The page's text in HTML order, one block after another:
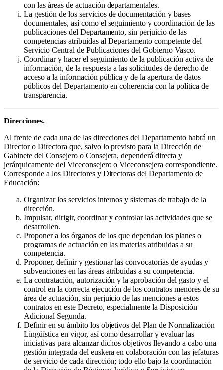
con las áreas de actuación departamentales.
La gestión de los servicios de documentación y bases
documentales, así como el seguimiento y coordinación de las
publicaciones del Departamento, sin perjuicio de las
competencias atribuidas al Departamento competente del
Servicio Central de Publicaciones del Gobierno Vasco.
Coordinar y hacer el seguimiento de la publicación activa de
información, de la respuesta a las solicitudes de derecho de
acceso a la información pública y de la apertura de datos
públicos del Departamento en coherencia con la política de
transparencia.
Direcciones.
Al frente de cada una de las direcciones del Departamento habrá un
Director o Directora que, salvo lo previsto para la Dirección de
Gabinete del Consejero o Consejera, dependerá directa y
jerárquicamente del Viceconsejero o Viceconsejera correspondiente.
Corresponde a los Directores y Directoras del Departamento de
Educación:
Organizar los servicios internos y sistemas de trabajo de la
dirección.
Impulsar, dirigir, coordinar y controlar las actividades que se
desarrollen.
Proponer a los órganos de los que dependan los planes o
programas de actuación en las materias atribuidas a su
competencia.
Proponer, definir y gestionar las convocatorias de ayudas y
subvenciones en las áreas atribuidas a su competencia.
La contratación, autorización y la aprobación del gasto y el
control en la correcta ejecución de los contratos menores de su
área de actuación, sin perjuicio de las menciones a estos
contratos en este Decreto, especialmente la Disposición
Adicional Segunda.
Definir en su ámbito los objetivos del Plan de Normalización
Lingüística en vigor, así como desarrollar y evaluar las
iniciativas para alcanzar dichos objetivos llevando a cabo una
gestión integrada del euskera en colaboración con las jefaturas
de servicio de cada dirección; todo ello bajo la coordinación